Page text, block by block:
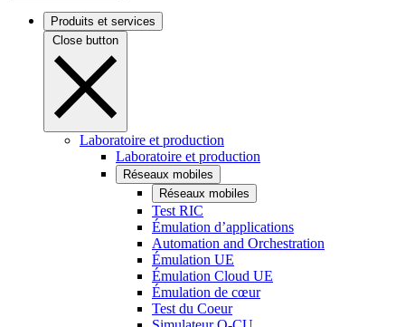
Produits et services
Close button
Laboratoire et production
Laboratoire et production
Réseaux mobiles
Réseaux mobiles
Test RIC
Émulation d’applications
Automation and Orchestration
Émulation UE
Émulation Cloud UE
Émulation de cœur
Test du Coeur